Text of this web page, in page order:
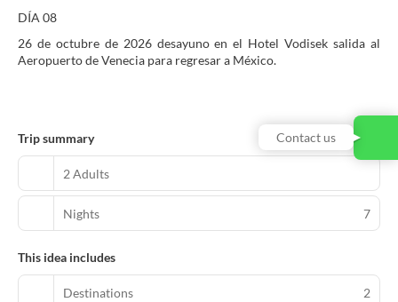
DÍA 08
26 de octubre de 2026 desayuno en el Hotel Vodisek salida al
Aeropuerto de Venecia para regresar a México.
Trip summary
2 Adults
Nights 7
This idea includes
Destinations 2
Contact us